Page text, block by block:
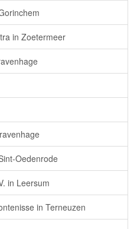
in Zoetermeer
Oedenrode
in Leersum
in Terneuzen